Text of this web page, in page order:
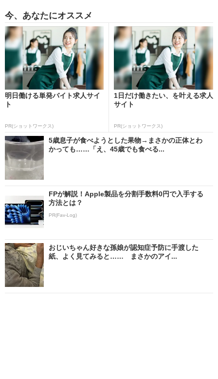
今、あなたにオススメ
明日働ける単発バイト求人サイ
ト
PR(ショットワークス)
1日だけ働きたい、を叶える求人
サイト
PR(ショットワークス)
5歳息子が食べようとした果物→まさかの正体とわ
かっても……「え、45歳でも食べる...
FPが解説！Apple製品を分割手数料0円で入手する
方法とは？
PR(Fav-Log)
おじいちゃん好きな孫娘が認知症予防に手渡した
紙、よく見てみると…… まさかのアイ...